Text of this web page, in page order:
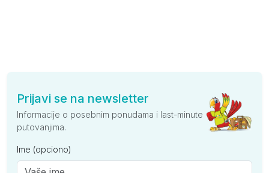
Prijavi se na newsletter
Informacije o posebnim ponudama i last-minute
putovanjima.
Ime (opciono)